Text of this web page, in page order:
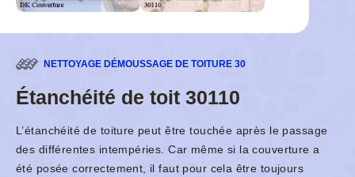
NETTOYAGE DÉMOUSSAGE DE TOITURE 30
Étanchéité de toit 30110
L’étanchéité de toiture peut être touchée après le passage
des différentes intempéries. Car même si la couverture a
été posée correctement, il faut pour cela être toujours